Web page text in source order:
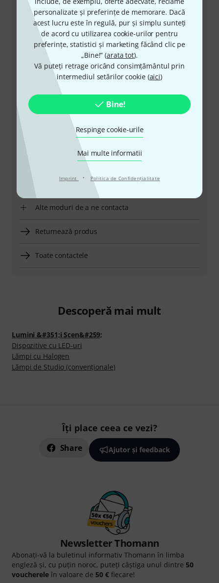
personalizate și preferințe de memorare. Dacă
acest lucru este în regulă, pur și simplu sunteți
de acord cu utilizarea cookie-urilor pentru
preferințe, statistici și marketing făcând clic pe
„Bine!” (arata tot).
Vă puteți retrage oricând consimțământul prin
intermediul setărilor cookie (aici)
Bine!
Respinge cookie-urile
Mai multe informatii
Imprint · Politica de Confidenţialitate
Serviciul Clienți România
+49-9546-9223-530
Personalul nostru de la service e aici pentru a vă ajuta
cu orice problemă
Pregătiți număr client
Ore de Program (CEST - Ora de vară
din Europa Centrală)
Solicită să fii contactat
Alte moduri de a ne contacta
Returnează produs
Toate contactele
Descoperă mai mult
Lumini &#351;i Scen&#259;
Dispozitive cu LED-uri
Lămpi cu Halogen
Lămpi de Studio (convenționale)
Îți place ceea ce vezi?
Share Ajutor și feedback
Newsletter Thomann
Abonați-vă la buletinul informativ Thomann în limba
engleză și, cu puțin noroc, puteți câștiga unul dintre 50
voucherele în valoare de 50 € fiecare!